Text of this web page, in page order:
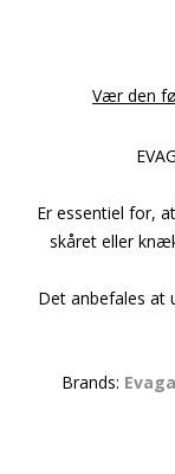
Vær den
Er essentiel for,
skåret eller
Det anbefales at
Brands: